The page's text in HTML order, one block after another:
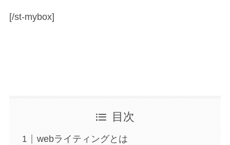
[/st-mybox]
目次
webライティングとは